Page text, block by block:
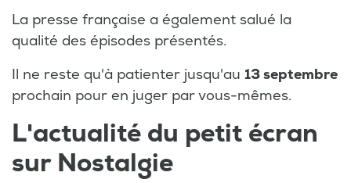
La presse française a également salué la
qualité des épisodes présentés.
Il ne reste qu'à patienter jusqu'au 13 septembre
prochain pour en juger par vous-mêmes.
L'actualité du petit écran
sur Nostalgie